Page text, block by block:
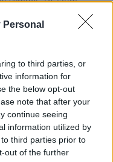
Personal
to third parties, or
information for
the below opt-out
note that after your
continue seeing
information utilized by
third parties prior to
out of the further
dohledávání zvyšuje
v kalendářním
korun podle
částí v Brně
radnice v